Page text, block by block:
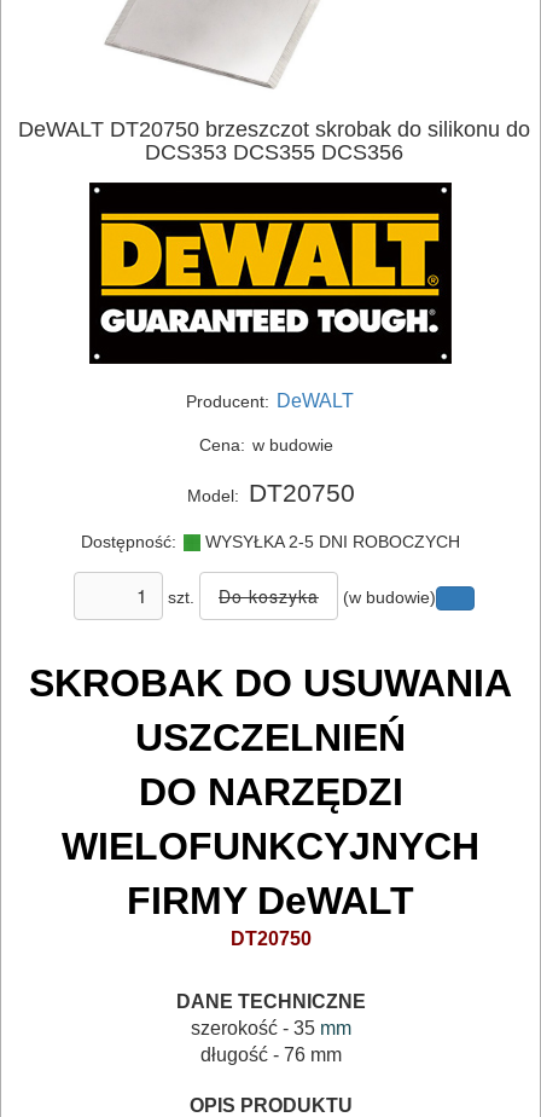
ELEKTRONARZĘDZIA
SIECIOWE
ELEKTRONARZĘDZIA
AKUMULATOROWE
OSPRZĘT
ELEKTRONARZĘDZI
TRANSPORTOWANIE
NARZĘDZIA
BUDOWLANE
ELEKTRY..
GLAZURNICZE
AKCESORIA
BUDOWLANE
DeWALT DT20750 brzeszczot skrobak do silikonu do
DCS353 DCS355 DCS356
Producent: DeWALT
Cena: w budowie
Model: DT20750
Dostępność: WYSYŁKA 2-5 DNI ROBOCZYCH
szt. (w budowie)
SKROBAK DO USUWANIA
USZCZELNIEŃ
DO NARZĘDZI
WIELOFUNKCYJNYCH
FIRMY DeWALT
DT20750
DANE TECHNICZNE
szerokość - 35mm
długość - 76 mm
OPIS PRODUKTU